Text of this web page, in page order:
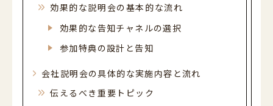
効果的な説明会の基本的な流れ
効果的な告知チャネルの選択
参加特典の設計と告知
会社説明会の具体的な実施内容と流れ
伝えるべき重要トピック